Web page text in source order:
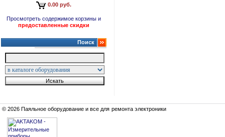
0.00 руб.
Просмотреть содержимое корзины и
предоставленные скидки
Поиск
© 2026 Паяльное оборудование и все для ремонта электроники